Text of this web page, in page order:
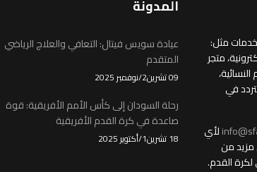
مثل:
متجر
في
لأي
مزيد من
لكرة القدم.
المدونة
عيادة سويس فيتال: التعافي والعلاج الرياضي
المتقدم
09 تشرين2/نوفمبر 2025
رحلة السودان إلى كأس الأمم الأفريقية: قوة
صاعدة في كرة القدم الأفريقية
18 تشرين1/أكتوير 2025